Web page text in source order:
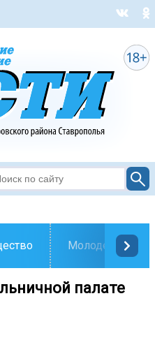
Молодежь
палате